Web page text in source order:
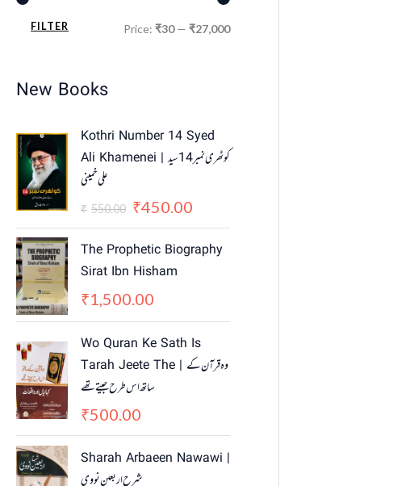
FILTER Price: ₹30— ₹27,000
New Books
Kothri Number 14 Syed
Ali Khamenei | کوٹھری نمبر 14 سید
علی خمینی
₹ 550.00
r
i
i
a
p
r
i
c
e
a
s
:
₹
5
₹450.00
u
r
c
e
i
4
5
The Prophetic Biography
Sirat Ibn Hisham
₹1,500.00
Wo Quran Ke Sath Is
Tarah Jeete The | وہ قرآن کے
ساتھ اس طرح جیتے تھے
₹500.00
Sharah Arbaeen Nawawi |
شرح اربعین نووی